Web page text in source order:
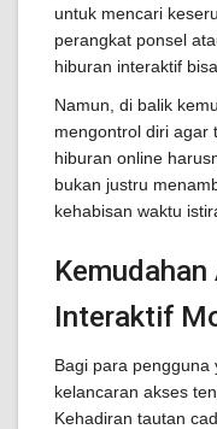
untuk mencari
perangkat ponsel
hiburan interaktif
Namun, di balik
mengontrol diri agar
hiburan online
bukan justru
kehabisan waktu
Interaktif
Bagi para pengguna
kelancaran akses
Kehadiran tautan